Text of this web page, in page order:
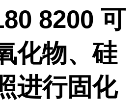
8200 可
化物、硅
进行固化